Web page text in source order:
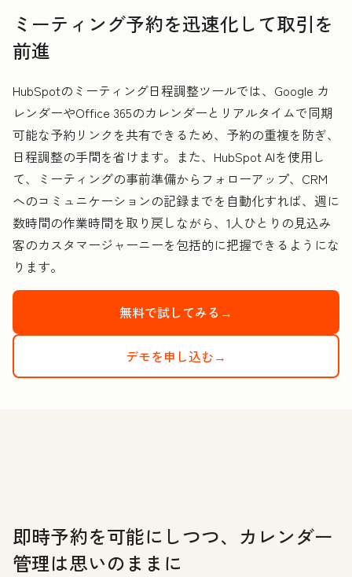
ミーティング予約を迅速化して取引を
前進
HubSpotのミーティング日程調整ツールでは、Google カ
レンダーやOffice 365のカレンダーとリアルタイムで同期
可能な予約リンクを共有できるため、予約の重複を防ぎ、
日程調整の手間を省けます。また、HubSpot AIを使用し
て、ミーティングの事前準備からフォローアップ、CRM
へのコミュニケーションの記録までを自動化すれば、週に
数時間の作業時間を取り戻しながら、1人ひとりの見込み
客のカスタマージャーニーを包括的に把握できるようにな
ります。
無料で試してみる→
デモを申し込む→
即時予約を可能にしつつ、カレンダー
管理は思いのままに